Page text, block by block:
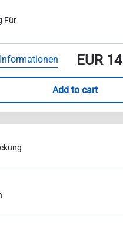
Für
EUR
Add to cart